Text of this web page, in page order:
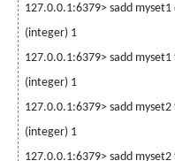
127.0.0.1:6379> sadd myset1
(integer) 1
127.0.0.1:6379> sadd
(integer) 1
127.0.0.1:6379> sadd
(integer) 1
127.0.0.1:6379> sadd